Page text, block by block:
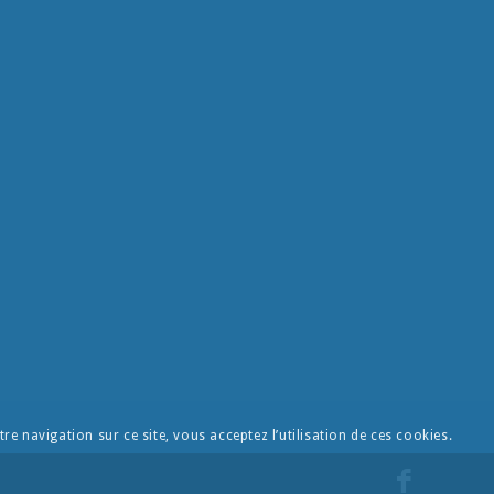
navigation sur ce site, vous acceptez l’utilisation de ces cookies.